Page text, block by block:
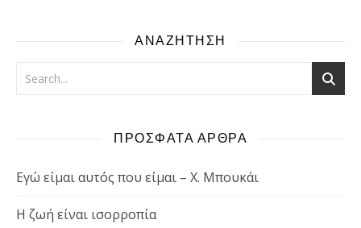
ΑΝΑΖΗΤΗΣΗ
ΠΡΟΣΦΑΤΑ ΑΡΘΡΑ
Εγώ είμαι αυτός που είμαι – Χ. Μπουκάι
Η ζωή είναι ισορροπία